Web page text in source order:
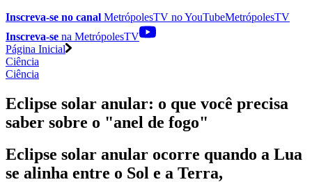
Inscreva-se no canal MetrópolesTV noYouTubeMetrópolesTV
Inscreva-se na MetrópolesTV
Página Inicial
Ciência
Ciência
Eclipse solar anular: o que você precisa
saber sobre o "anel de fogo"
Eclipse solar anular ocorre quando a Lua
se alinha entre o Sol e a Terra,